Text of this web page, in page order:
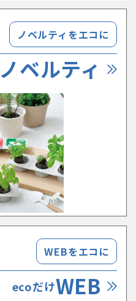
ノベルティをエコに
ノベルティ
WEBをエコに
ecoだけWEB